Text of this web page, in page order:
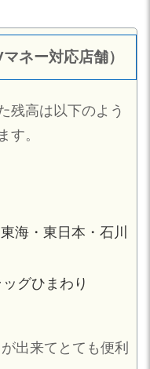
ネー対応店舗）
残高は以下のよう
す。
海・東日本・石川
グひまわり
出来てとても便利